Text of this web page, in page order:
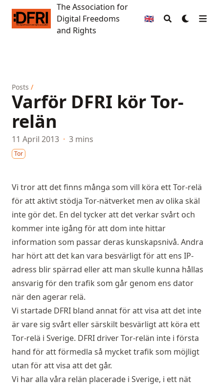
The Association for Digital Freedoms and Rights
The Association for
Digital Freedoms
and Rights
🇬🇧
Posts /
Varför DFRI kör Tor-
relän
11 April 2013 · 3 mins
Tor
Vi tror att det finns många som vill köra ett Tor-relä
för att aktivt stödja Tor-nätverket men av olika skäl
inte gör det. En del tycker att det verkar svårt och
kommer inte igång för att dom inte hittar
information som passar deras kunskapsnivå. Andra
har hört att det kan vara besvärligt för att ens IP-
adress blir spärrad eller att man skulle kunna hållas
ansvarig för den trafik som går genom ens dator
när den agerar relä.
Vi startade DFRI bland annat för att visa att det inte
är vare sig svårt eller särskilt besvärligt att köra ett
Tor-relä i Sverige. DFRI driver Tor-relän inte i första
hand för att förmedla så mycket trafik som möjligt
utan för att visa att det går.
Vi har alla våra relän placerade i Sverige, i ett nät